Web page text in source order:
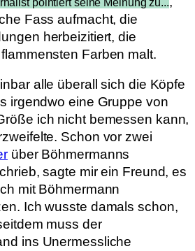
pointiert seine Meinung zu...
Fass aufmacht, die
herbeizitiert, die
Farben malt.
alle überall sich die Köpfe
irgendwo eine Gruppe von
ich nicht bemessen kann,
Schon vor zwei
über Böhmermanns
sagte mir ein Freund, es
mit Böhmermann
Ich wusste damals schon,
muss der
ins Unermessliche